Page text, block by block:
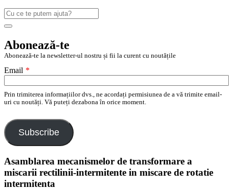
Caută
după:
Search
Abonează-te
Abonează-te la newsletter-ul nostru și fii la curent cu noutățile
Email *
Prin trimiterea informațiilor dvs., ne acordați permisiunea de a vă trimite email-
uri cu noutăți. Vă puteți dezabona în orice moment.
Subscribe
Asamblarea mecanismelor de transformare a
miscarii rectilinii-intermitente in miscare de rotatie
intermitenta